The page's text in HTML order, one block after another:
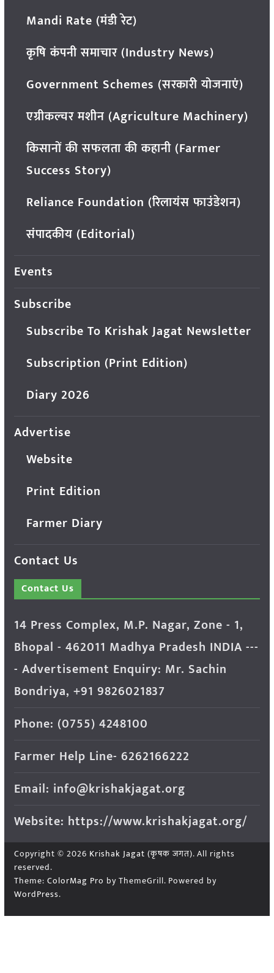
Mandi Rate (मंडी रेट)
कृषि कंपनी समाचार (Industry News)
Government Schemes (सरकारी योजनाएं)
एग्रीकल्चर मशीन (Agriculture Machinery)
किसानों की सफलता की कहानी (Farmer
Success Story)
Reliance Foundation (रिलायंस फाउंडेशन)
संपादकीय (Editorial)
Events
Subscribe
Subscribe To Krishak Jagat Newsletter
Subscription (Print Edition)
Diary 2026
Advertise
Website
Print Edition
Farmer Diary
Contact Us
Contact Us
14 Press Complex, M.P. Nagar, Zone - 1,
Bhopal - 462011 Madhya Pradesh INDIA ---
- Advertisement Enquiry: Mr. Sachin
Bondriya, +91 9826021837
Phone: (0755) 4248100
Farmer Help Line- 6262166222
Email: info@krishakjagat.org
Website: https://www.krishakjagat.org/
Copyright © 2026 Krishak Jagat (कृषक जगत). All rights
reserved.
Theme: ColorMag Pro by ThemeGrill. Powered by
WordPress.